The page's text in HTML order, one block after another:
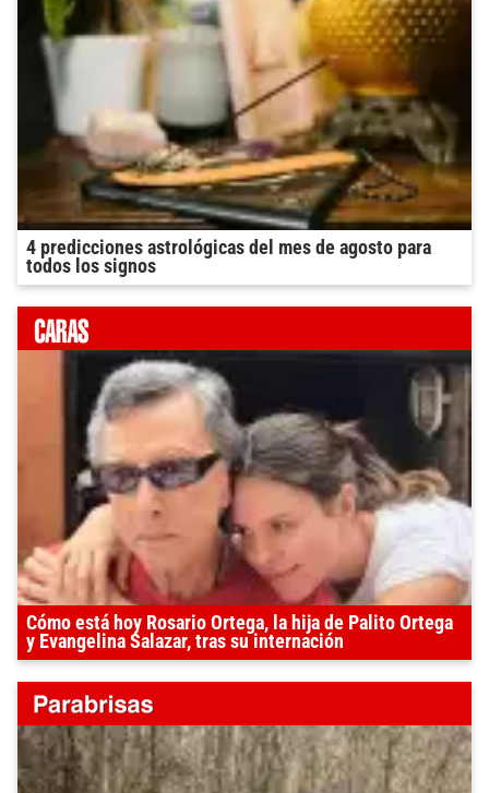
4 predicciones astrológicas del mes de agosto para
todos los signos
Cómo está hoy Rosario Ortega, la hija de Palito Ortega
y Evangelina Salazar, tras su internación